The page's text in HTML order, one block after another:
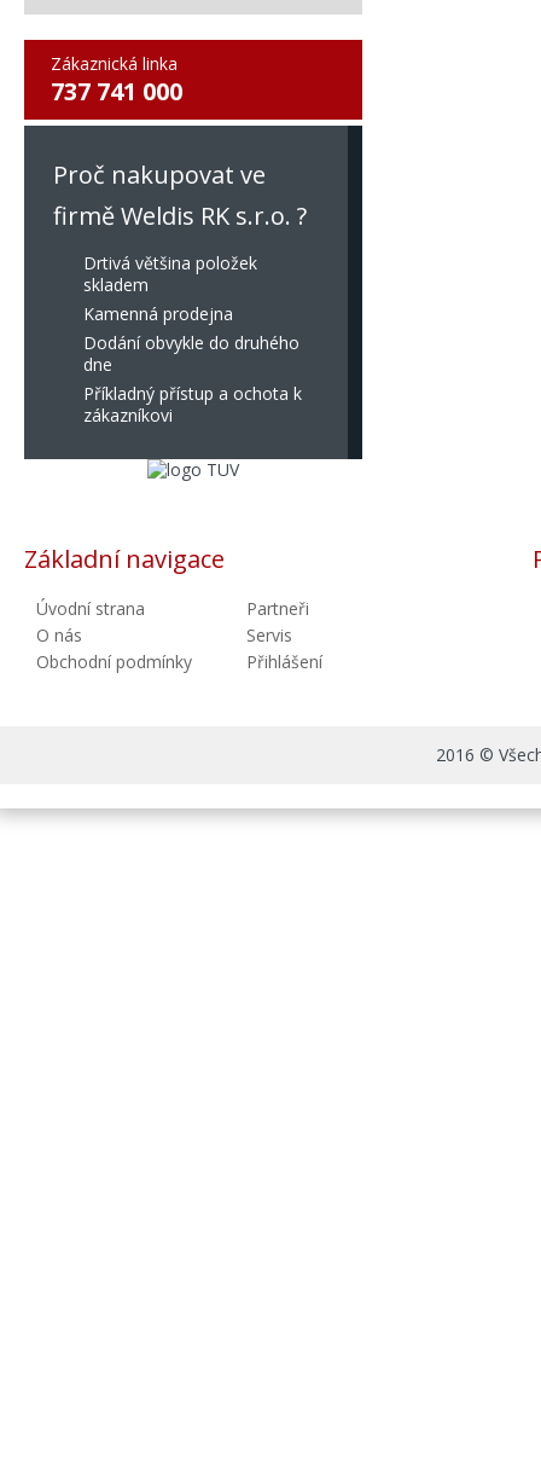
Zákaznická linka
737 741 000
Proč nakupovat ve
firmě Weldis RK s.r.o. ?
Drtivá většina položek
skladem
Kamenná prodejna
Dodání obvykle do druhého
dne
Příkladný přístup a ochota k
zákazníkovi
Základní navigace
Úvodní strana
O nás
Obchodní podmínky
Partneři
Servis
Přihlášení
2016 ©